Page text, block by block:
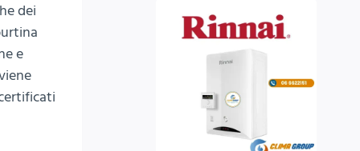
dei
e